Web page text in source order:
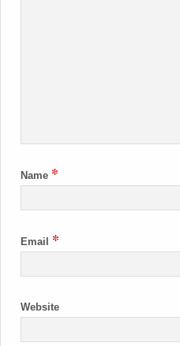
Name *
Email *
Website